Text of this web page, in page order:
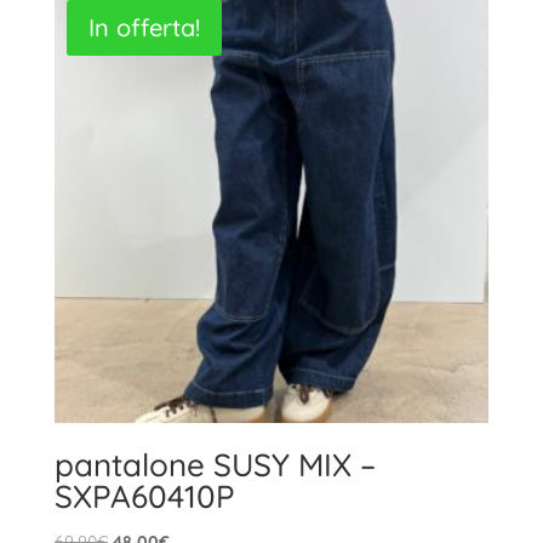
In offerta!
pantalone SUSY MIX –
SXPA60410P